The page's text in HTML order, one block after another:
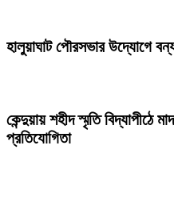
হালুয়াঘাট পৌরসভার উদ্যোগে
কেন্দুয়ায় শহীদ স্মৃতি
প্রতিযোগিতা